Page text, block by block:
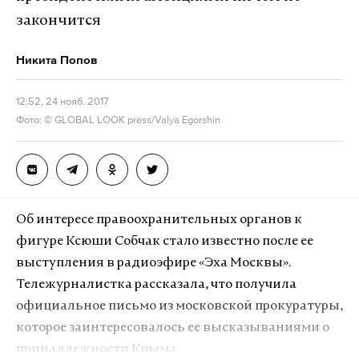
закончится
Никита Попов
12:52, 24 нояб. 2017
Фото: © GLOBAL LOOK press/Valya Egorshin
Об интересе правоохранительных органов к
фигуре Ксюши Собчак стало известно после ее
выступления в радиоэфире «Эха Москвы».
Тележурналистка рассказала, что получила
официальное письмо из московской прокуратуры,
которое заинтересовалось ее высказываниями о
принадлежности Крыма.